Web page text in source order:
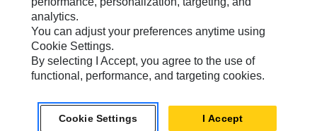
Rechtliche Hinweise
Datenschutz
Europe-German© 2026 Caterpillar. Alle Rechte vorbehalten.
analytics.
You can adjust your preferences anytime using
Cookie Settings.
By selecting I Accept, you agree to the use of
functional, performance, and targeting cookies.
Cookie Settings I Accept